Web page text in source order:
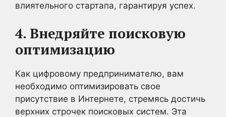
влиятельного стартапа, гарантируя успех.
4. Внедряйте поисковую
оптимизацию
Как цифровому предпринимателю, вам
необходимо оптимизировать свое
присутствие в Интернете, стремясь достичь
верхних строчек поисковых систем. Эта